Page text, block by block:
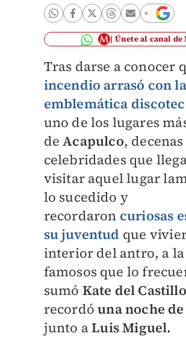
Únete al canal
Tras darse a conocer
incendio arrasó con la
emblemática
uno de los lugares
de Acapulco,
celebridades que
visitar aquel lugar
lo sucedido y
recordaron curiosas
su juventud que
interior del antro, a
famosos que lo
sumó Kate del Castillo
recordóuna noche
junto aLuis Miguel.